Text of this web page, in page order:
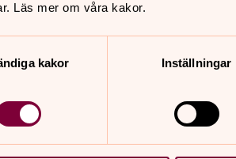
Läs mer om våra kakor.
kakor
Inställningar